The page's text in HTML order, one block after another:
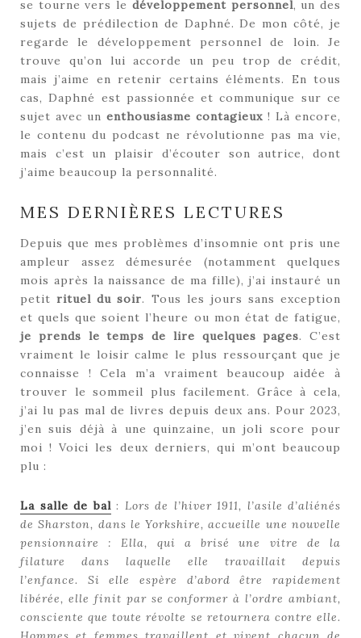
se tourne vers le développement personnel, un des
sujets de prédilection de Daphné. De mon côté, je
regarde le développement personnel de loin. Je
trouve qu’on lui accorde un peu trop de crédit,
mais j’aime en retenir certains éléments. En tous
cas, Daphné est passionnée et communique sur ce
sujet avec un enthousiasme contagieux ! Là encore,
le contenu du podcast ne révolutionne pas ma vie,
mais c’est un plaisir d’écouter son autrice, dont
j’aime beaucoup la personnalité.
MES DERNIÈRES LECTURES
Depuis que mes problèmes d’insomnie ont pris une
ampleur assez démesurée (notamment quelques
mois après la naissance de ma fille), j’ai instauré un
petit rituel du soir. Tous les jours sans exception
et quels que soient l’heure ou mon état de fatigue,
je prends le temps de lire quelques pages. C’est
vraiment le loisir calme le plus ressourçant que je
connaisse ! Cela m’a vraiment beaucoup aidée à
trouver le sommeil plus facilement. Grâce à cela,
j’ai lu pas mal de livres depuis deux ans. Pour 2023,
j’en suis déjà à une quinzaine, un joli score pour
moi ! Voici les deux derniers, qui m’ont beaucoup
plu :
La salle de bal : Lors de l’hiver 1911, l’asile d’aliénés
de Sharston, dans le Yorkshire, accueille une nouvelle
pensionnaire : Ella, qui a brisé une vitre de la
filature dans laquelle elle travaillait depuis
l’enfance. Si elle espère d’abord être rapidement
libérée, elle finit par se conformer à l’ordre ambiant,
consciente que toute révolte se retournera contre elle.